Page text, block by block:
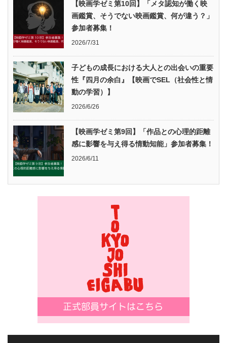
【映画学ゼミ第10回】「メタ認知が働く映
画鑑賞、そうでない映画鑑賞、何が違う？」
参加者募集！
2026/7/31
子どもの成長における大人との出会いの重要
性『四月の余白』【映画でSEL（社会性と情
動の学習）】
2026/6/26
【映画学ゼミ第9回】「作品との心理的距離
感に影響を与え得る情動知能」参加者募集！
2026/6/11